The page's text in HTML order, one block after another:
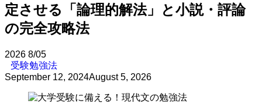
定させる「論理的解法」と小説・評論
の完全攻略法
2026 8/05
受験勉強法
September 12, 2024August 5, 2026